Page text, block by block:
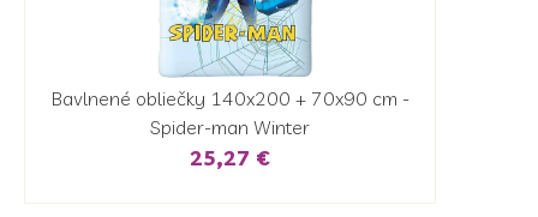
Bavlnené obliečky 140x200 + 70x90 cm -
Spider-man Winter
25,27 €